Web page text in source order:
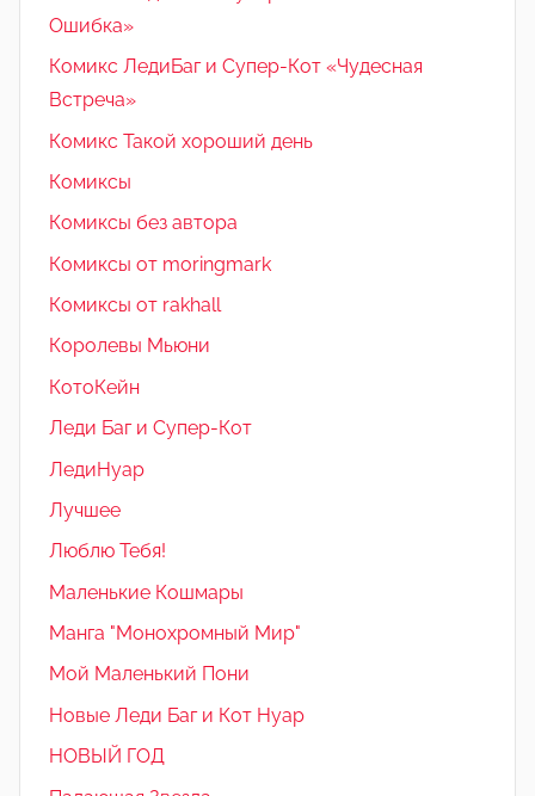
Ошибка»
Комикс ЛедиБаг и Супер-Кот «Чудесная
Встреча»
Комикс Такой хороший день
Комиксы
Комиксы без автора
Комиксы от moringmark
Комиксы от rakhall
Королевы Мьюни
КотоКейн
Леди Баг и Супер-Кот
ЛедиНуар
Лучшее
Люблю Тебя!
Маленькие Кошмары
Манга "Монохромный Мир"
Мой Маленький Пони
Новые Леди Баг и Кот Нуар
НОВЫЙ ГОД